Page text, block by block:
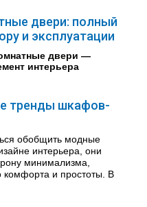
двери: полный
и эксплуатации
двери —
интерьера
тренды шкафов-
обобщить модные
интерьера, они
минимализма,
комфорта и простоты. В